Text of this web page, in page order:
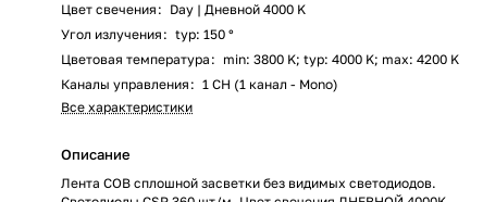
Цвет свечения : Day | Дневной 4000 K
Угол излучения : typ: 150 °
Цветовая температура : min: 3800 K; typ: 4000 K; max: 4200 K
Каналы управления : 1 CH (1 канал - Mono)
Все характеристики
Описание
Лента COB сплошной засветки без видимых светодиодов.